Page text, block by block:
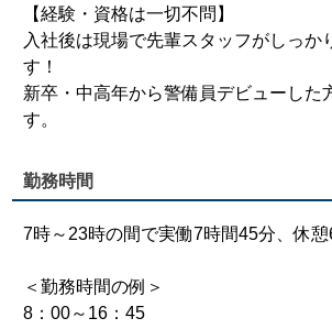
【経験・資格は一切不問】
入社後は現場で先輩スタッフがしっか
す！
新卒・中高年から警備員デビューした
す。
勤務時間
7時～23時の間で実働7時間45分、休憩
＜勤務時間の例＞
8：00～16：45